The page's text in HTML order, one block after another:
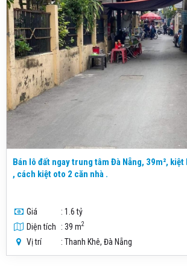
Bán lô đất ngay trung tâm Đà Nẵng, 39m², kiệt Lê Duẩn, 2 mặt kiệt
, cách kiệt oto 2 căn nhà .
Giá
: 1.6 tỷ
Diện tích
: 39 m2
Vị trí : Thanh Khê, Đà Nẵng